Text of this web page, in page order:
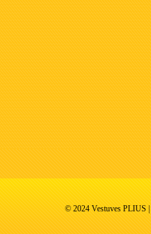
© 2024 Vestuves PLIUS